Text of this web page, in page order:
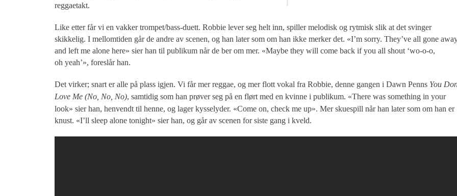
reggaetakt.
Like etter får vi en vakker trompet/bass-duett. Robbie lever seg helt inn, spiller melodisk og rytmisk slik at det svinger
skikkelig. I mellomtiden går de andre av scenen, og han later som om han ikke merker det. «I’m sorry. They’ve all gone
and left me alone here» sier han til publikum når de ber om mer. «Maybe they will come back if you all shout ‘wo-o-o,
oh yeah’», foreslår han.
Det virker; snart er alle på plass igjen. Vi får mer reggae, og mer flott vokal fra Robbie, denne gangen i Dawn Penns You
Love Me (No, No, No), samtidig som han prøver seg på en flørt med en kvinne i publikum. «There was something in your
look» sier han, henvendt til henne, og lager kysselyder. «Come on, check me up». Mer skuespill når han later som om han er
knust. «I’ll sleep alone tonight» sier han, og går av scenen for siste gang i kveld.